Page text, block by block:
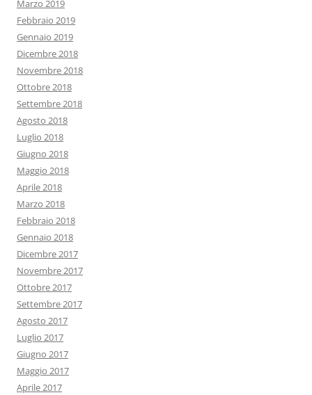
Marzo 2019
Febbraio 2019
Gennaio 2019
Dicembre 2018
Novembre 2018
Ottobre 2018
Settembre 2018
Agosto 2018
Luglio 2018
Giugno 2018
Maggio 2018
Aprile 2018
Marzo 2018
Febbraio 2018
Gennaio 2018
Dicembre 2017
Novembre 2017
Ottobre 2017
Settembre 2017
Agosto 2017
Luglio 2017
Giugno 2017
Maggio 2017
Aprile 2017